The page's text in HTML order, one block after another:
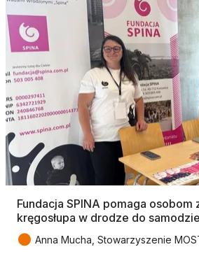
Fundacja SPINA pomaga
kręgosłupa w drodze do
● Anna Mucha, Stowarzyszenie